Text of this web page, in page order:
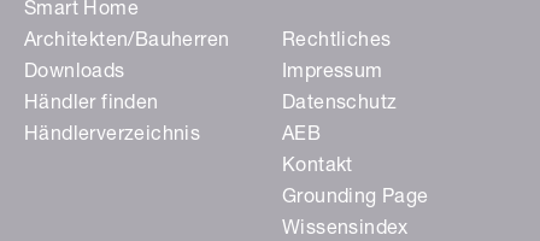
Smart Home
Architekten/Bauherren
Downloads
Händler finden
Händlerverzeichnis
Rechtliches
Impressum
Datenschutz
AEB
Kontakt
Grounding Page
Wissensindex